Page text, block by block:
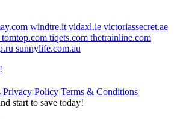
windtre.it vidaxl.ie victoriassecret.ae
tomtop.com tiqets.com thetrainline.com
sunnylife.com.au
Privacy Policy Terms & Conditions
start to save today!